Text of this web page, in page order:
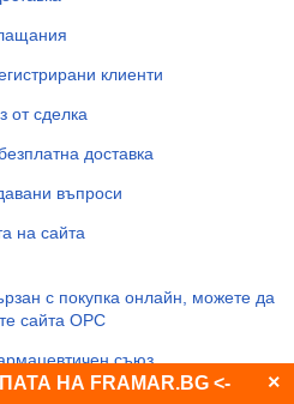
клиенти
от сделка
доставка
въпроси
на сайта
с покупка онлайн, можете да
сайта ОРС
съюз
НА FRAMAR.BG <- ×